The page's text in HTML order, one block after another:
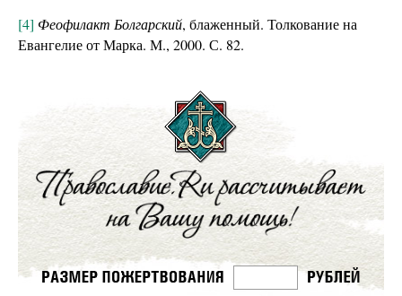
[4] Феофилакт Болгарский, блаженный. Толкование на
Евангелие от Марка. М., 2000. С. 82.